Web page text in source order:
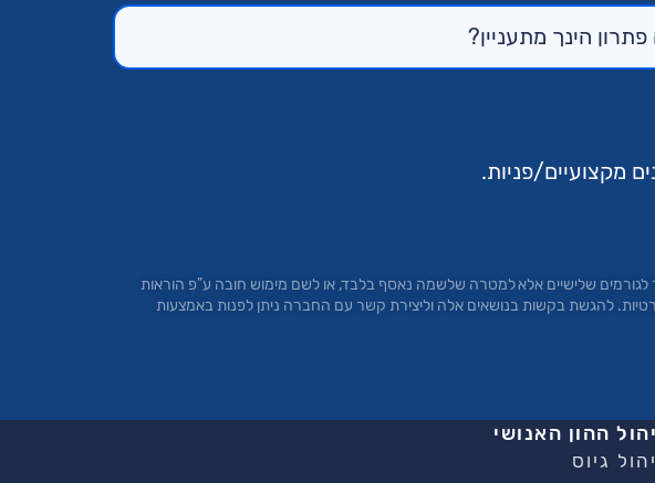
מקצועיים/פניות.
לגורמים שלישיים אלא למטרה שלשמה נאסף בלבד, או לשם מימוש חובה ע"פ הוראות
לעיין במידע על אודותיהם ולבקש לתקנו ע"פ הקבוע בסעיפים 13 ו- 14 לחוק הגנת הפרטיות. להגשת בקשות בנושאים אלה וליצירת קשר עם החברה ניתן לפנות באמצעות
ההון האנושי
גיוס